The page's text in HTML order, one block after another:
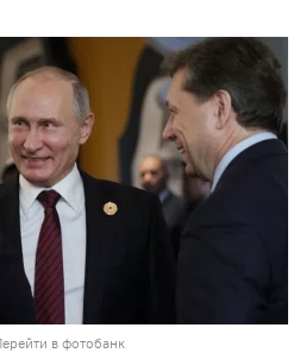
в фотобанк